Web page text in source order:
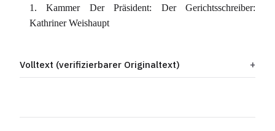
1. Kammer Der Präsident: Der Gerichtsschreiber:
Kathriner Weishaupt
Volltext (verifizierbarer Originaltext)